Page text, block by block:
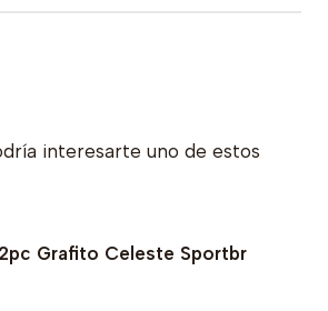
interesarte uno de estos
Grafito Celeste Sportbr